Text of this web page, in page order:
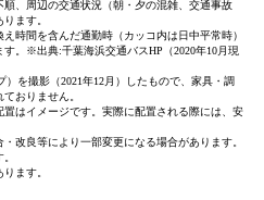
、周辺の交通状況（朝・夕の混雑、交通事故
ます。
時間を含んだ通勤時（カッコ内は日中平常時）
。※出典:千葉海浜交通バスHP（2020年10月現
を撮影（2021年12月）したもので、家具・調
おりません。
はイメージです。実際に配置される際には、安
改良等により一部変更になる場合があります。
ます。